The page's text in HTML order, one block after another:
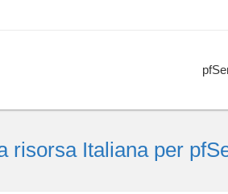
risorsa Italiana per